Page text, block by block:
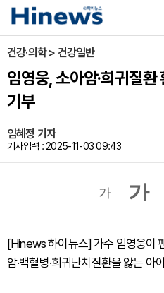
건강·의학 > 건강일반
임영웅, 소아암·희귀질
기부
임혜정 기자
기사입력 : 2025-11-03 09:43
가 가
[Hinews 하이뉴스] 가수 임영웅이
암·백혈병·희귀난치질환을 앓는 아